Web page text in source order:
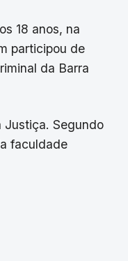
18 anos, na
participou de
da Barra
Justiça. Segundo
faculdade